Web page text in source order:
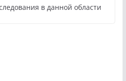
в данной области